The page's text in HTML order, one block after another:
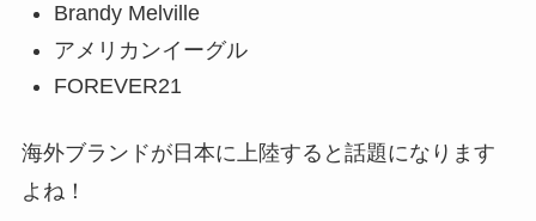
Brandy Melville
アメリカンイーグル
FOREVER21
海外ブランドが日本に上陸すると話題になります
よね！